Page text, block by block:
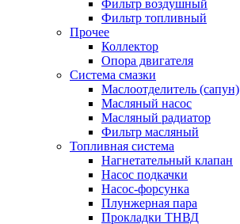
Фильтр воздушный
Фильтр топливный
Прочее
Коллектор
Опора двигателя
Система смазки
Маслоотделитель (сапун)
Масляный насос
Масляный радиатор
Фильтр масляный
Топливная система
Нагнетательный клапан
Насос подкачки
Насос-форсунка
Плунжерная пара
Прокладки ТНВД